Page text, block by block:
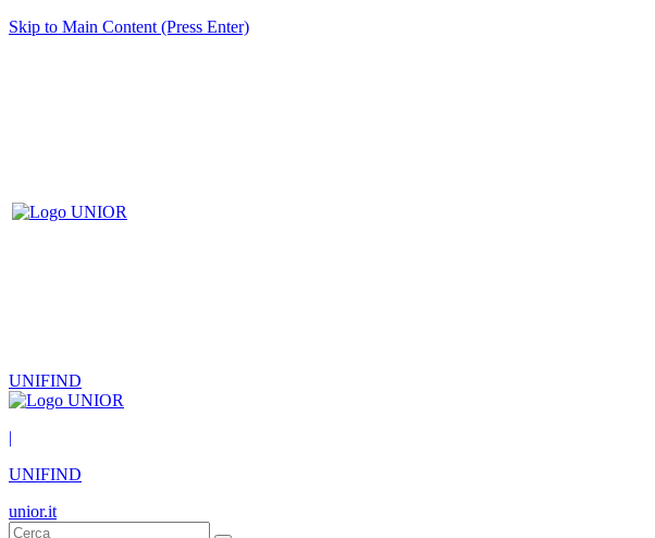
Skip to Main Content (Press Enter)
UNIFIND
|
UNIFIND
unior.it